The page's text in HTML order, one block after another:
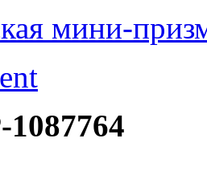
мини-
1087764